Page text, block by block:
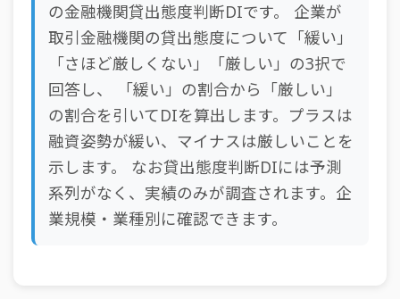
の金融機関貸出態度判断DIです。 企業が
取引金融機関の貸出態度について「緩い」
「さほど厳しくない」「厳しい」の3択で
回答し、 「緩い」の割合から「厳しい」
の割合を引いてDIを算出します。プラスは
融資姿勢が緩い、マイナスは厳しいことを
示します。 なお貸出態度判断DIには予測
系列がなく、実績のみが調査されます。企
業規模・業種別に確認できます。